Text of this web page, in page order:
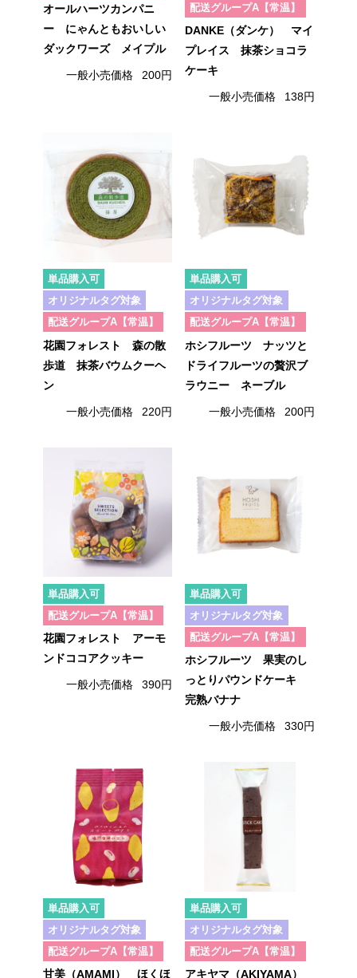
オールハーツカンパニ
ー にゃんともおいしい
ダックワーズ メイプル
一般小売価格 200円
配送グループA【常温】
DANKE（ダンケ） マイ
プレイス 抹茶ショコラ
ケーキ
一般小売価格 138円
単品購入可
オリジナルタグ対象
配送グループA【常温】
花園フォレスト 森の散
歩道 抹茶バウムクーヘ
ン
一般小売価格 220円
単品購入可
オリジナルタグ対象
配送グループA【常温】
ホシフルーツ ナッツと
ドライフルーツの贅沢ブ
ラウニー ネーブル
一般小売価格 200円
単品購入可
配送グループA【常温】
花園フォレスト アーモ
ンドココアクッキー
一般小売価格 390円
単品購入可
オリジナルタグ対象
配送グループA【常温】
ホシフルーツ 果実のし
っとりパウンドケーキ
完熟バナナ
一般小売価格 330円
単品購入可
オリジナルタグ対象
配送グループA【常温】
甘美（AMAMI） ほくほ
単品購入可
オリジナルタグ対象
配送グループA【常温】
アキヤマ（AKIYAMA）